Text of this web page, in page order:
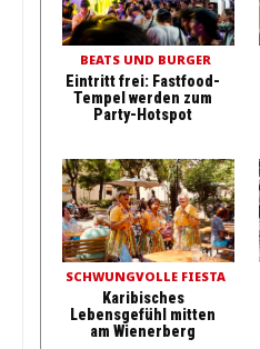
BEATS UND BURGER
Eintritt frei: Fastfood-
Tempel werden zum
Party-Hotspot
SCHWUNGVOLLE FIESTA
Karibisches
Lebensgefühl mitten
am Wienerberg